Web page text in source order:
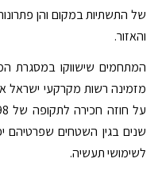
של התשתיות במקום והן
והאזור.
המתחמים שישווקו במסגרת
מזמינה רשות מקרקעי ישראל
שנים בגין השטחים שפרטיהם
לשימושי תעשיה.